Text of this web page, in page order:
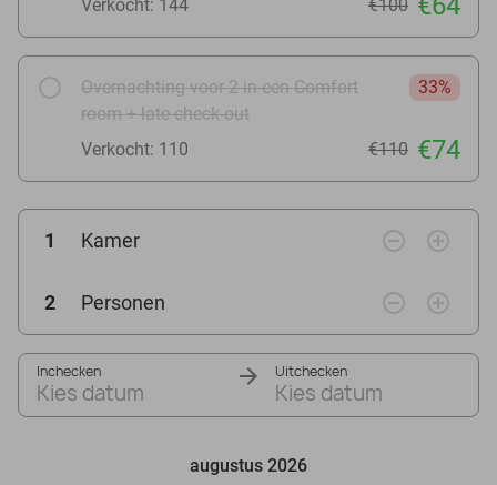
Verkocht: 144 €100
Overnachting voor 2 in een Comfort
room + late check-out
33%
Verkocht: 110 €110 €74
1 Kamer remove_circle_outline add_circle_outline
2 Personen remove_circle_outline add_circle_outline
Inchecken
Kies datum
Uitchecken
Kies datum
augustus 2026